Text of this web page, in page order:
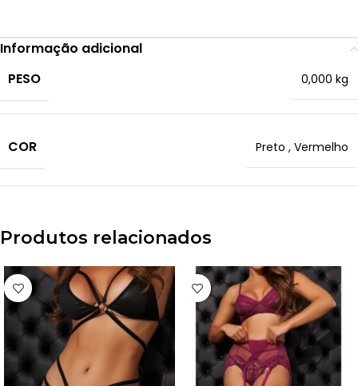
Informação adicional
PESO
0,000 kg
COR Preto , Vermelho
Produtos relacionados